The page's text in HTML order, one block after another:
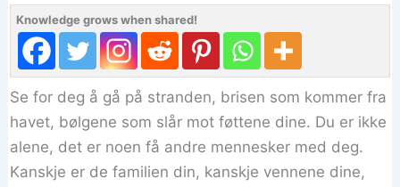
Knowledge grows when shared!
Se for deg å gå på stranden, brisen som kommer fra
havet, bølgene som slår mot føttene dine. Du er ikke
alene, det er noen få andre mennesker med deg.
Kanskje er de familien din, kanskje vennene dine,